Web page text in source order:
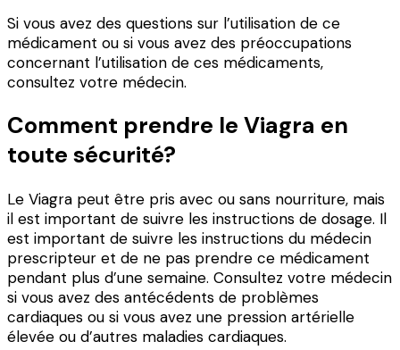
Si vous avez des questions sur l’utilisation de ce
médicament ou si vous avez des préoccupations
concernant l’utilisation de ces médicaments,
consultez votre médecin.
Comment prendre le Viagra en
toute sécurité?
Le Viagra peut être pris avec ou sans nourriture, mais
il est important de suivre les instructions de dosage. Il
est important de suivre les instructions du médecin
prescripteur et de ne pas prendre ce médicament
pendant plus d’une semaine. Consultez votre médecin
si vous avez des antécédents de problèmes
cardiaques ou si vous avez une pression artérielle
élevée ou d’autres maladies cardiaques.